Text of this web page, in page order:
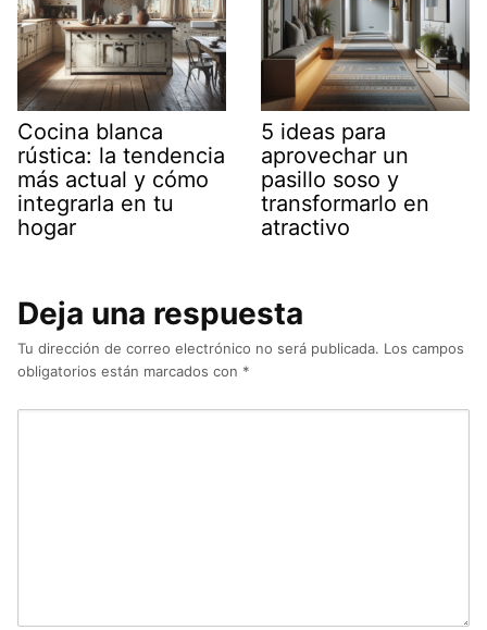
Cocina blanca
rústica: la tendencia
más actual y cómo
integrarla en tu
hogar
5 ideas para
aprovechar un
pasillo soso y
transformarlo en
atractivo
Deja una respuesta
Tu dirección de correo electrónico no será publicada. Los campos
obligatorios están marcados con *